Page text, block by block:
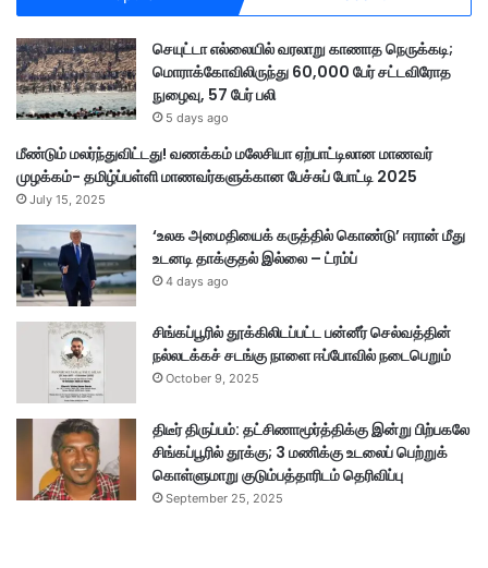
செயுட்டா எல்லையில் வரலாறு காணாத நெருக்கடி;
மொராக்கோவிலிருந்து 60,000 பேர் சட்டவிரோத
நுழைவு, 57 பேர் பலி
5 days ago
மீண்டும் மலர்ந்துவிட்டது! வணக்கம் மலேசியா ஏற்பாட்டிலான மாணவர்
முழக்கம்- தமிழ்ப்பள்ளி மாணவர்களுக்கான பேச்சுப் போட்டி 2025
July 15, 2025
‘உலக அமைதியைக் கருத்தில் கொண்டு’ ஈரான் மீது
உடனடி தாக்குதல் இல்லை – ட்ரம்ப்
4 days ago
சிங்கப்பூரில் தூக்கிலிடப்பட்ட பன்னீர் செல்வத்தின்
நல்லடக்கச் சடங்கு நாளை ஈப்போவில் நடைபெறும்
October 9, 2025
திடீர் திருப்பம்: தட்சிணாமூர்த்திக்கு இன்று பிற்பகலே
சிங்கப்பூரில் தூக்கு; 3 மணிக்கு உடலைப் பெற்றுக்
கொள்ளுமாறு குடும்பத்தாரிடம் தெரிவிப்பு
September 25, 2025